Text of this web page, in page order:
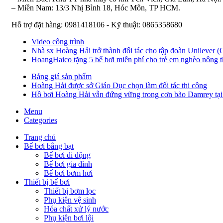
– Miền Nam: 13/3 Nhị Bình 18, Hóc Môn, TP HCM.
Hỗ trợ đặt hàng: 0981418106 - Kỹ thuật: 0865358680
Video công trình
Nhà sx Hoàng Hải trở thành đối tác cho tập đoàn Unilever
HoangHaico tặng 5 bể bơi miễn phí cho trẻ em nghèo nông
Bảng giá sản phẩm
Hoàng Hải được sở Giáo Dục chọn làm đối tác thi công
Hồ bơi Hoàng Hải vẫn đứng vững trong cơn bão Damrey
Menu
Categories
Trang chủ
Bể bơi bằng bạt
Bể bơi di động
Bể bơi gia đình
Bể bơi bơm hơi
Thiết bị bể bơi
Thiết bị bơm lọc
Phụ kiện vệ sinh
Hóa chất xử lý nước
Phụ kiện bơi lội